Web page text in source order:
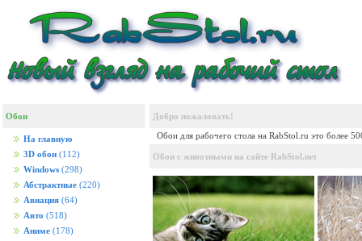
Обои
На главную
3D обои (112)
Windows (298)
Абстрактные (220)
Авиация (64)
Авто (518)
Аниме (178)
Добро пожаловать!
Обои для рабочего стола на RabStol.ru это более
Обои с животными на сайте RabStol.net